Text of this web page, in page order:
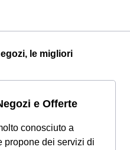
le migliori
e Offerte
conosciuto a
propone dei servizi di